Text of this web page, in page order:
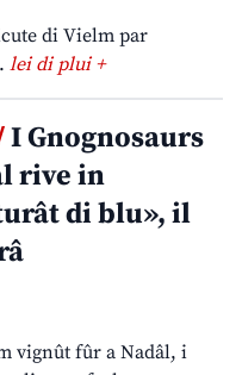
di Vielm par
lei di plui +
I Gnognosaurs
rive in
di blu», il
vignût fûr a Nadâl, i